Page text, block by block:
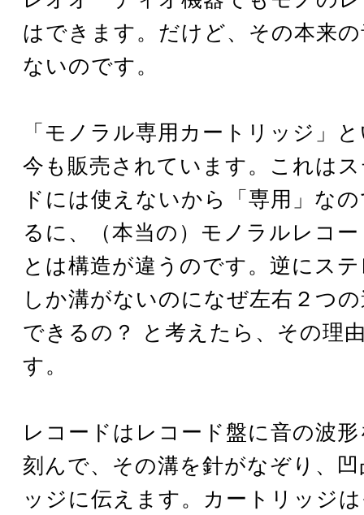
はできます。だけど、その本来
ないのです。
「モノラル専用カートリッジ」
今も販売されています。これは
ドには使えないから「専用」な
るに、（本当の）モノラルレコ
とは構造が違うのです。逆にス
しか溝がないのになぜ左右２つ
できるの？ と考えたら、その理
す。
レコードはレコード盤に音の波
刻んで、その溝を針がなぞり、
ッジに伝えます。カートリッジ